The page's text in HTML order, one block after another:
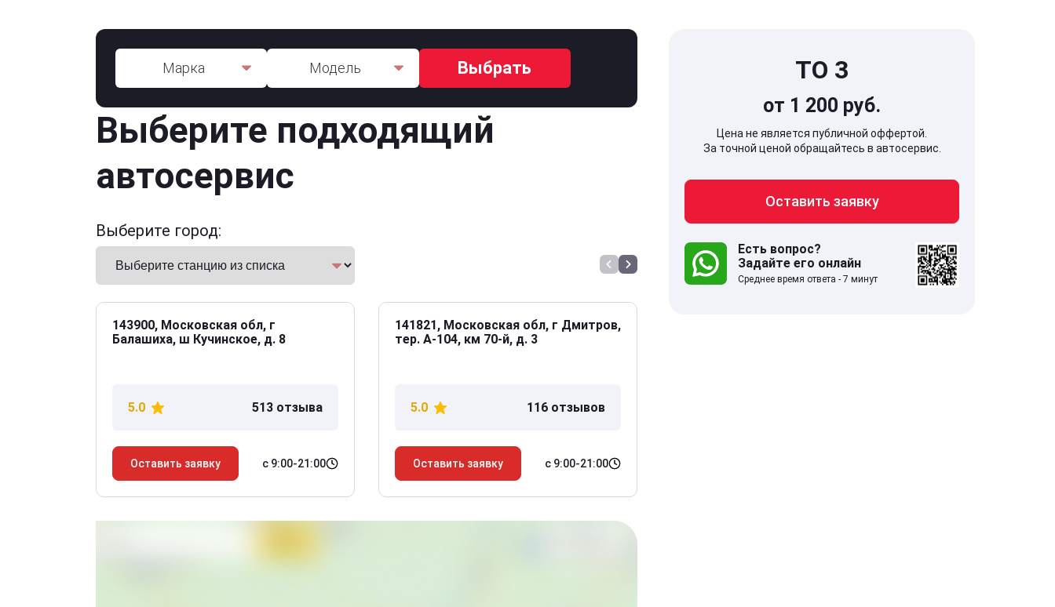
Марка Модель Выбрать
Выберите подходящий
автосервис
Выберите город:
143900, Московская обл, г
Балашиха, ш Кучинское, д. 8
5.0 513 отзыва
Оставить заявку с 9:00-21:00
141821, Московская обл, г Дмитров,
тер. А-104, км 70-й, д. 3
5.0 116 отзывов
Оставить заявку с 9:00-21:00
ТО 3
от 1 200 руб.
Цена не является публичной оффертой.
За точной ценой обращайтесь в автосервис.
Оставить заявку
Есть вопрос?
Задайте его онлайн
Среднее время ответа - 7 минут